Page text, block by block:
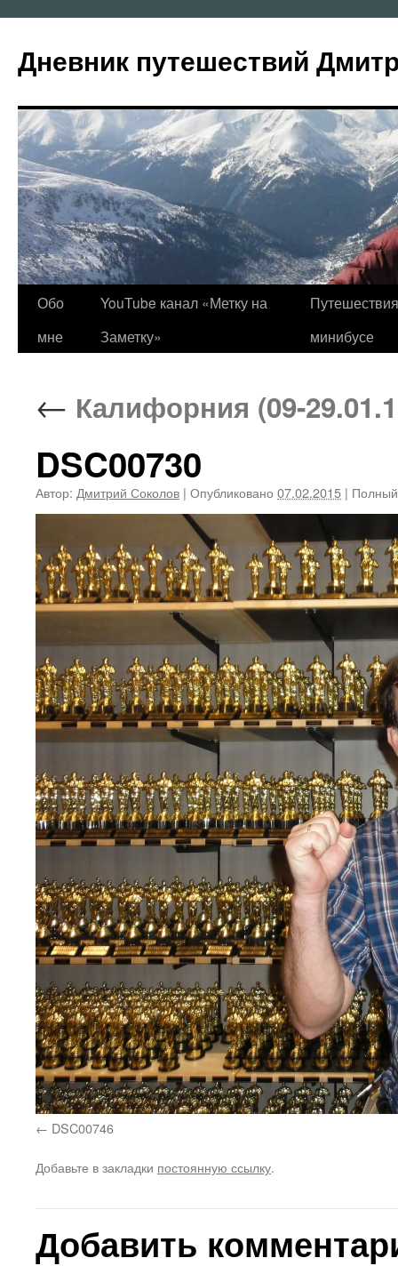
содержимому
Дневник путешествий
Обо
мне
YouTube канал «Метку на
Заметку»
минибусе
← Калифорния (09-
DSC00730
Автор: Дмитрий Соколов | Опубликовано 07.02.2015 |
DSC00746
Добавьте в закладки постоянную ссылку.
Добавить